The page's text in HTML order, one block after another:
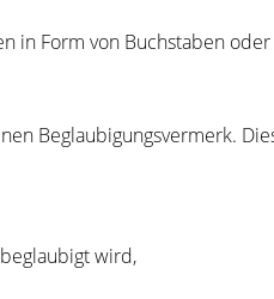
in Form von Buchstaben
Beglaubigungsvermerk.
wird,